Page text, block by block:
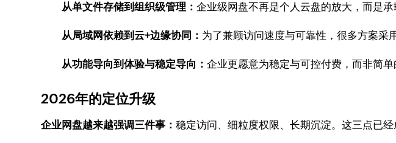
从单文件存储到组织级管理：企业级网盘不再是个人云盘的放大，而是承
从局域网依赖到云+边缘协同： 为了兼顾访问速度与可靠性，很多方案采
从功能导向到体验与稳定导向：企业更愿意为稳定与可控付费，而非简单
2026年的定位升级
企业网盘越来越强调三件事：稳定访问、细粒度权限、长期沉淀。这三点已